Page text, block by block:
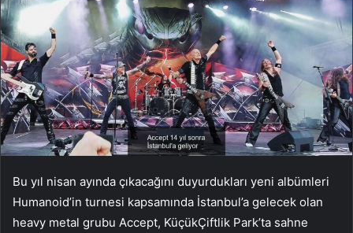
Bu yıl nisan ayında çıkacağını duyurdukları yeni albümleri
Humanoid’in turnesi kapsamında İstanbul’a gelecek olan
heavy metal grubu Accept, KüçükÇiftlik Park’ta sahne